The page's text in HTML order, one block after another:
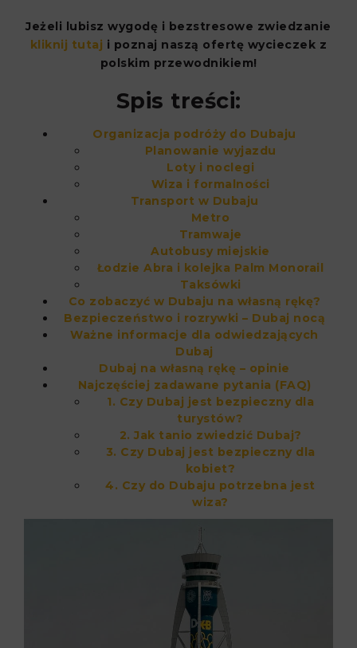
Jeżeli lubisz wygodę i bezstresowe zwiedzanie
kliknij tutaj i poznaj naszą ofertę wycieczek z
polskim przewodnikiem!
Spis treści:
Organizacja podróży do Dubaju
Planowanie wyjazdu
Loty i noclegi
Wiza i formalności
Transport w Dubaju
Metro
Tramwaje
Autobusy miejskie
Łodzie Abra i kolejka Palm Monorail
Taksówki
Co zobaczyć w Dubaju na własną rękę?
Bezpieczeństwo i rozrywki – Dubaj nocą
Ważne informacje dla odwiedzających
Dubaj
Dubaj na własną rękę – opinie
Najczęściej zadawane pytania (FAQ)
1. Czy Dubaj jest bezpieczny dla
turystów?
2. Jak tanio zwiedzić Dubaj?
3. Czy Dubaj jest bezpieczny dla
kobiet?
4. Czy do Dubaju potrzebna jest
wiza?